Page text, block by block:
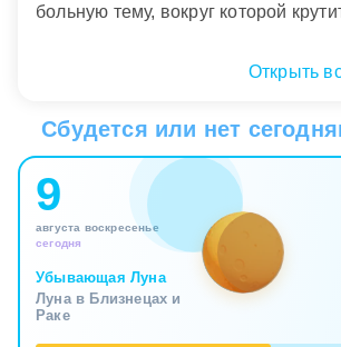
больную тему, вокруг которой
Открыть
заживающая?
Состояние болячки во сне
внутреннего процесса. Свежая и
говорит о недавнем переживании,
слишком близко, чтобы отнестись к
спокойно. Зудящая болячка
нетерпения – вы как будто уже
все равно снова к ней
усиливая раздражение и
Сбудется или нет
9
августа воскресенье
сегодня
Убывающая Луна
Луна в Близнецах и
Раке